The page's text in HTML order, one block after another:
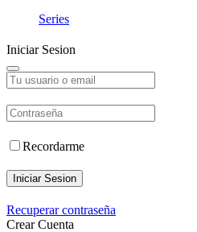
Series
Iniciar Sesion
Recordarme
Iniciar Sesion
Recuperar contraseña
Crear Cuenta